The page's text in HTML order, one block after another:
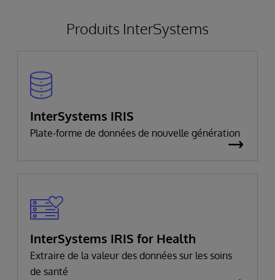
Produits InterSystems
InterSystems IRIS
Plate-forme de données de nouvelle génération
InterSystems IRIS for Health
Extraire de la valeur des données sur les soins
de santé